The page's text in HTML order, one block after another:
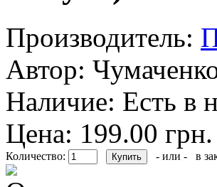
Производитель:
Автор:
Наличие: Есть в
Цена: 199.00 грн.
Количество: - или - в